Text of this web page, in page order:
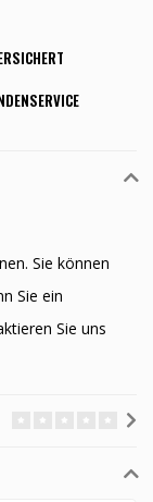
Sie können
Sie ein
Sie uns